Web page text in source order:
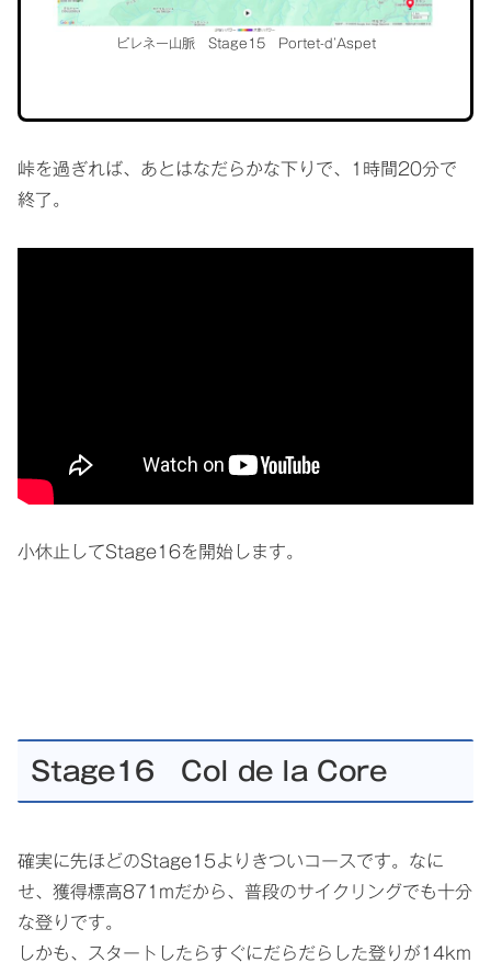
ピレネー山脈 Stage15 Portet-d’Aspet
峠を過ぎれば、あとはなだらかな下りで、1時間20分で
終了。
小休止してStage16を開始します。
Stage16 Col de la Core
確実に先ほどのStage15よりきついコースです。なに
せ、獲得標高871mだから、普段のサイクリングでも十分
な登りです。
しかも、スタートしたらすぐにだらだらした登りが14km